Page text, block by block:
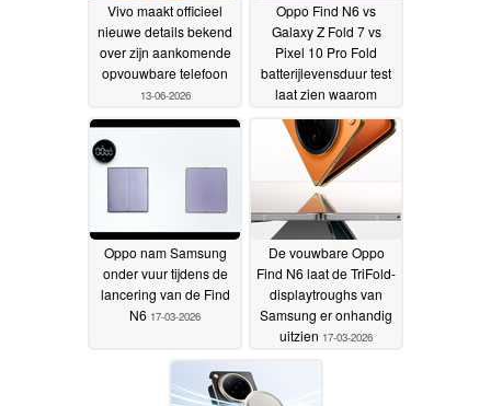
Vivo maakt officieel
nieuwe details bekend
over zijn aankomende
opvouwbare telefoon
13-06-2026
Oppo Find N6 vs
Galaxy Z Fold 7 vs
Pixel 10 Pro Fold
batterijlevensduur test
laat zien waarom
batterijen een blijvertje
zijn19-03-2026
Oppo nam Samsung
onder vuur tijdens de
lancering van de Find
N6 17-03-2026
De vouwbare Oppo
Find N6 laat de TriFold-
displaytroughs van
Samsung er onhandig
uitzien 17-03-2026